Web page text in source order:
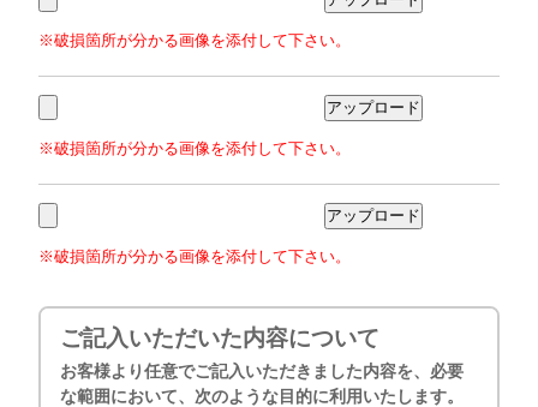
※破損箇所が分かる画像を添付して下さい。
※破損箇所が分かる画像を添付して下さい。
※破損箇所が分かる画像を添付して下さい。
ご記入いただいた内容について
お客様より任意でご記入いただきました内容を、必要
な範囲において、次のような目的に利用いたします。